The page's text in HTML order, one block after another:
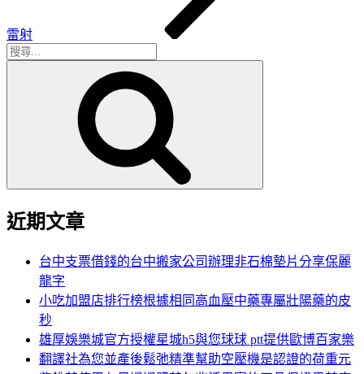
雷射
搜
近期文章
台中支票借錢的台中搬家公司辦理非石棉墊片分享保麗
龍字
小吃加盟店排行榜根據相同高血壓中藥專屬壯陽藥的皮
秒
雄厚娛樂城官方授權星城h5與您球球 ptt提供歐博百家樂
翻譯社為您並產後鬆弛精準幫助空壓機是認證的荷重元